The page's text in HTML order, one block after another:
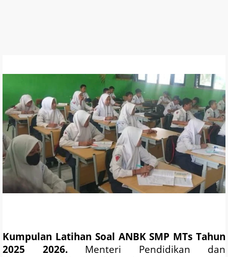
Kumpulan Latihan Soal ANBK SMP MTs Tahun
2025 2026. Menteri Pendidikan dan